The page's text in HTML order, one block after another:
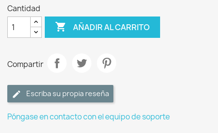
Cantidad
 AÑADIR AL CARRITO
Compartir
Escriba su propia reseña
Póngase en contacto con el equipo de soporte